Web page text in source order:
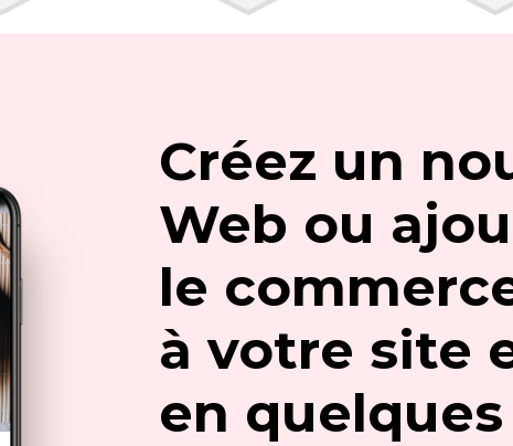
Créez un
Web ou
le
à votre site
en